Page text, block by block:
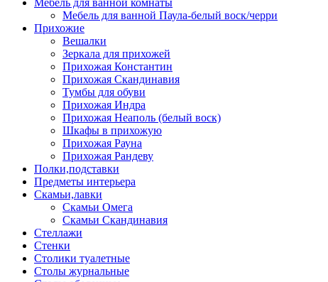
Мебель для ванной Паула-белый воск/черри
Прихожие
Вешалки
Зеркала для прихожей
Прихожая Константин
Прихожая Скандинавия
Тумбы для обуви
Прихожая Индра
Прихожая Неаполь (белый воск)
Шкафы в прихожую
Прихожая Рауна
Прихожая Рандеву
Полки,подставки
Предметы интерьера
Скамьи,лавки
Скамьи Омега
Скамьи Скандинавия
Стеллажи
Стенки
Столики туалетные
Столы журнальные